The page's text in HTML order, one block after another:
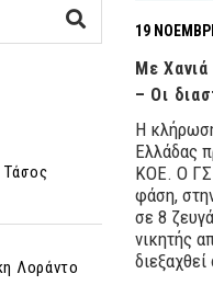
19
Με
– Οι
Η
Ελλάδας
ΚΟΕ. Ο ΓΣ
φάση,
σε 8
νικητής
Τάσος
Λοράντο